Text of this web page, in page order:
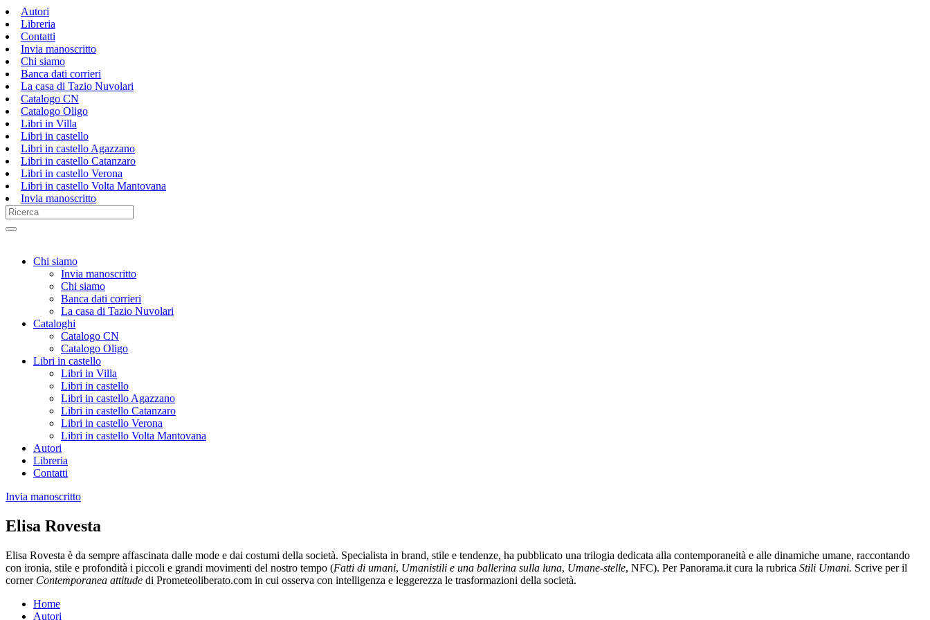
Autori
Libreria
Contatti
Invia manoscritto
Chi siamo
Banca dati corrieri
La casa di Tazio Nuvolari
Catalogo CN
Catalogo Oligo
Libri in Villa
Libri in castello
Libri in castello Agazzano
Libri in castello Catanzaro
Libri in castello Verona
Libri in castello Volta Mantovana
Invia manoscritto
Chi siamo
Invia manoscritto
Chi siamo
Banca dati corrieri
La casa di Tazio Nuvolari
Cataloghi
Catalogo CN
Catalogo Oligo
Libri in castello
Libri in Villa
Libri in castello
Libri in castello Agazzano
Libri in castello Catanzaro
Libri in castello Verona
Libri in castello Volta Mantovana
Autori
Libreria
Contatti
Invia manoscritto
Elisa Rovesta
Elisa Rovesta è da sempre affascinata dalle mode e dai costumi della società. Specialista in brand, stile e tendenze, ha pubblicato una trilogia dedicata alla contemporaneità e alle dinamiche umane, raccontando
con ironia, stile e profondità i piccoli e grandi movimenti del nostro tempo (Fatti di umani, Umanistili e una ballerina sulla luna, Umane-stelle, NFC). Per Panorama.it cura la rubrica Stili Umani. Scrive per il
corner Contemporanea attitude di Prometeoliberato.com in cui osserva con intelligenza e leggerezza le trasformazioni della società.
Home
Autori